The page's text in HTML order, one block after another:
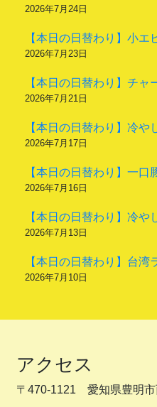
2026年7月24日
【本日の日替わり】小エ
2026年7月23日
【本日の日替わり】チャ
2026年7月21日
【本日の日替わり】冷や
2026年7月17日
【本日の日替わり】一口
2026年7月16日
【本日の日替わり】冷や
2026年7月13日
【本日の日替わり】台湾
2026年7月10日
アクセス
〒470-1121 愛知県豊明市